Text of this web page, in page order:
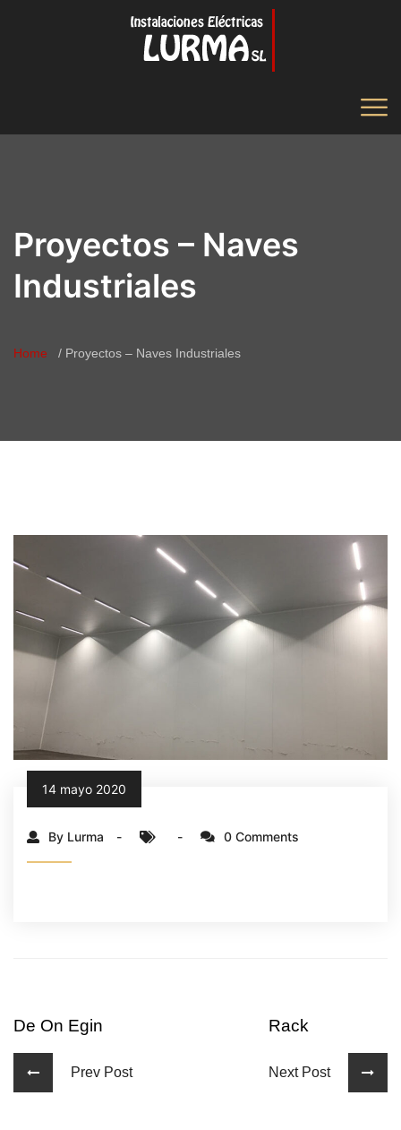
Proyectos – Naves
Industriales
Home Proyectos – Naves Industriales
14 mayo 2020
By Lurma 0 Comments
De On Egin
Prev Post
Rack
Next Post